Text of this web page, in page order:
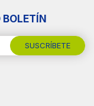
BOLETÍN
SUSCRÍBETE